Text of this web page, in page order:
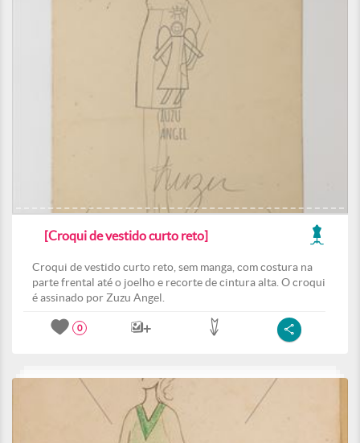
[Croqui de vestido curto reto]
Croqui de vestido curto reto, sem manga, com costura na
parte frental até o joelho e recorte de cintura alta. O croqui
é assinado por Zuzu Angel.
0